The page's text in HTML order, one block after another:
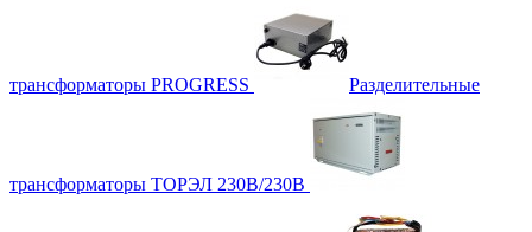
трансформаторы PROGRESS Разделительные
трансформаторы ТОРЭЛ 230В/230В